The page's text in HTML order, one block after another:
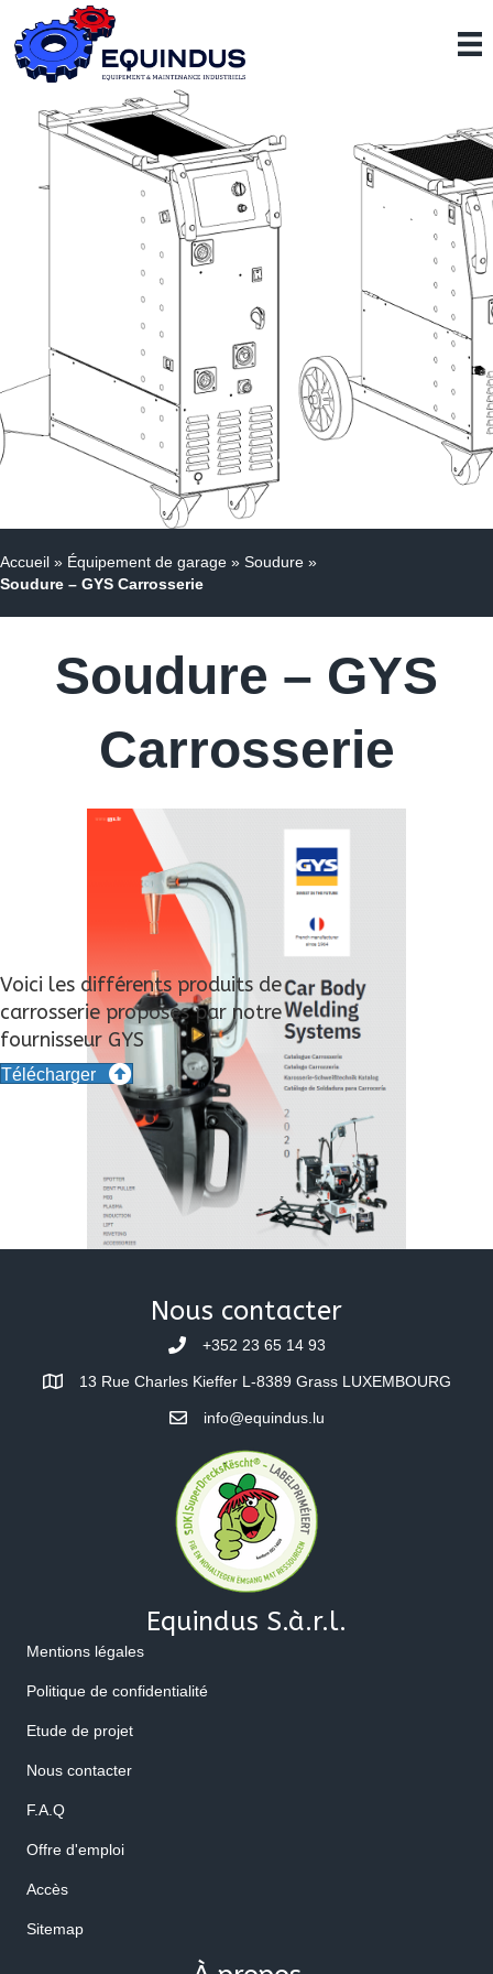
Accueil » Équipement de garage » Soudure »
Soudure – GYS Carrosserie
Soudure – GYS
Carrosserie
Voici les différents produits de
carrosserie proposés par notre
fournisseur GYS
Télécharger
Nous contacter
+352 23 65 14 93
13 Rue Charles Kieffer L-8389 Grass LUXEMBOURG
info@equindus.lu
Equindus S.à.r.l.
Mentions légales
Politique de confidentialité
Etude de projet
Nous contacter
F.A.Q
Offre d'emploi
Accès
Sitemap